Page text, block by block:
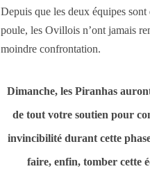
Depuis que les deux équipes sont
poule, les Ovillois n’ont jamais
moindre confrontation.
Dimanche, les Piranhas
de tout votre soutien pour
invincibilité durant cette
faire, enfin, tomber cette